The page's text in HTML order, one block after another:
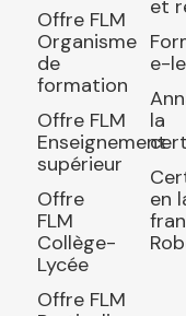
Offre FLM
Organisme
de
formation
Offre FLM
Enseignement
supérieur
Offre
FLM
Collège-
Lycée
Offre FLM
et
e-
la
en